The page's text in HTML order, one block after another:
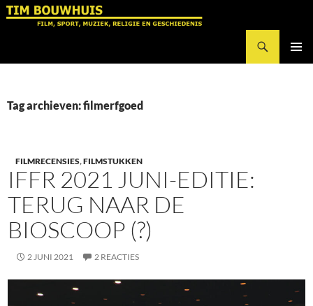
Ga
Tag archieven: filmerfgoed
FILMRECENSIES,FILMSTUKKEN
IFFR 2021 JUNI-EDITIE:
TERUG NAAR DE
BIOSCOOP (?)
2 JUNI 2021 2 REACTIES